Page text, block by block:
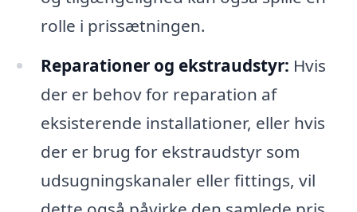
rolle i prissætningen.
Reparationer og ekstraudstyr: Hvis
der er behov for reparation af
eksisterende installationer, eller hvis
der er brug for ekstraudstyr som
udsugningskanaler eller fittings, vil